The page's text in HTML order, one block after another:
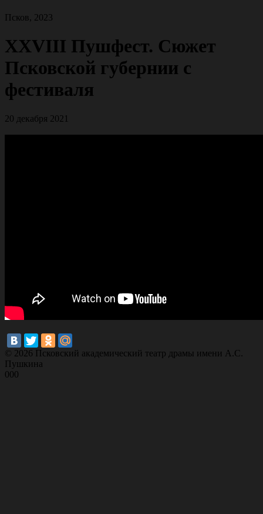
Псков, 2023
XXVIII Пушфест. Сюжет
Псковской губернии с
фестиваля
20 декабря 2021
© 2026 Псковский академический театр драмы имени А.С.
Пушкина
000